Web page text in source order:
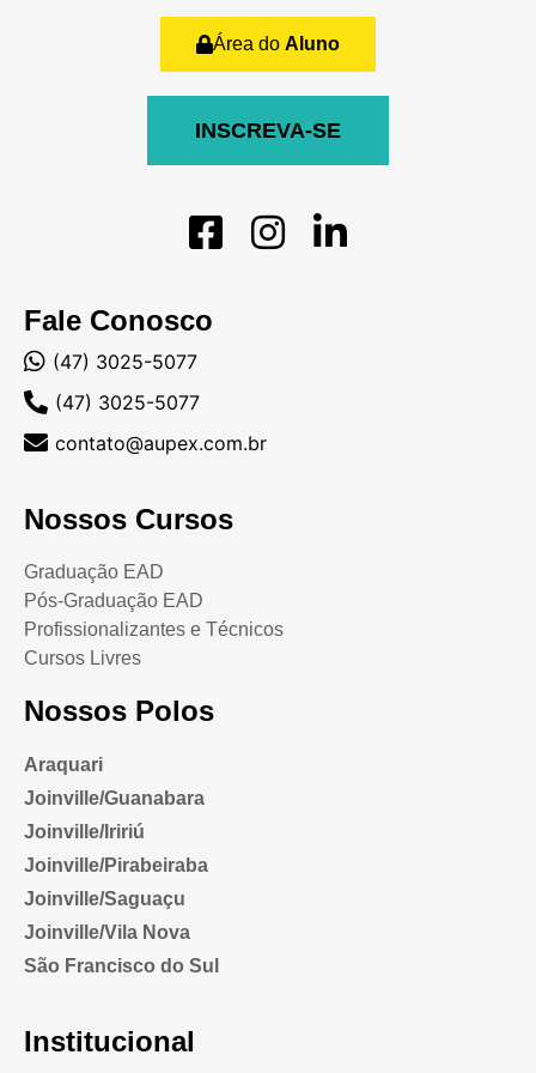
Fale Conosco
(47) 3025-5077
(47) 3025-5077
contato@aupex.com.br
Nossos Cursos
Graduação EAD
Pós-Graduação EAD
Profissionalizantes e Técnicos
Cursos Livres
Nossos Polos
Araquari
Joinville/Guanabara
Joinville/Iririú
Joinville/Pirabeiraba
Joinville/Saguaçu
Joinville/Vila Nova
São Francisco do Sul
Institucional
Área do Aluno
INSCREVA-SE